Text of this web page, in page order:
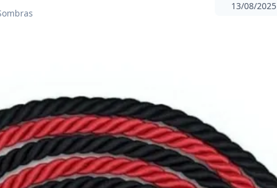
13/08/2025